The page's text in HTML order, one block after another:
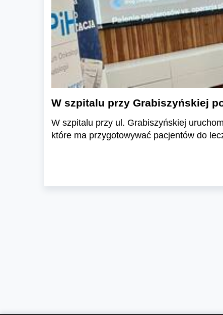
W szpitalu przy Grabiszyńskiej
W szpitalu przy ul. Grabiszyńskiej
które ma przygotowywać pacjentów do